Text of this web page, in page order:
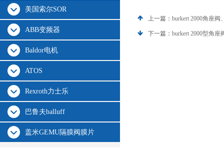
美国索尔SOR
ABB变频器
Baldor电机
ATOS
Rexroth力士乐
巴鲁夫balluff
盖米GEMU隔膜阀膜片
上一篇： burkert 2000角座
下一篇： burkert 2000型角